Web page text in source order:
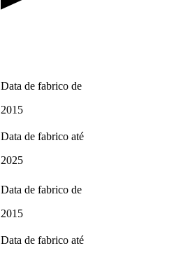
Data de fabrico de
2015
Data de fabrico até
2025
Data de fabrico de
2015
Data de fabrico até